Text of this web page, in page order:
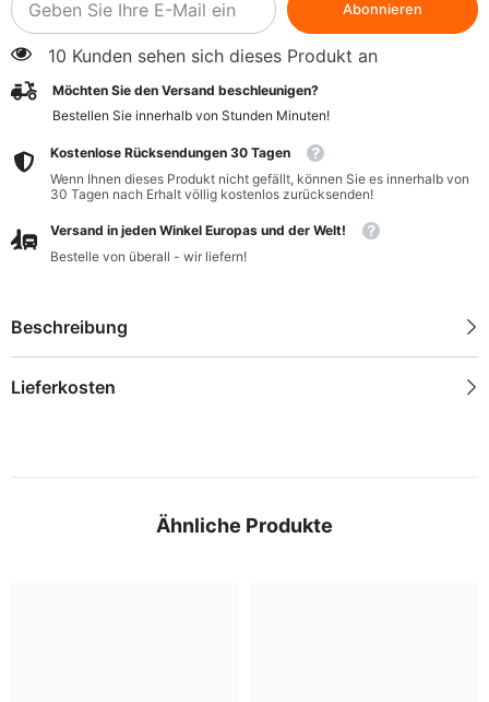
Abonnieren
10 Kunden sehen sich dieses Produkt an
Möchten Sie den Versand beschleunigen?
Bestellen Sie innerhalb von Stunden Minuten!
Kostenlose Rücksendungen 30 Tagen
Wenn Ihnen dieses Produkt nicht gefällt, können Sie es innerhalb von
30 Tagen nach Erhalt völlig kostenlos zurücksenden!
Versand in jeden Winkel Europas und der Welt!
Bestelle von überall - wir liefern!
Beschreibung
Lieferkosten
Ähnliche Produkte